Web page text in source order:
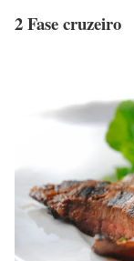
2 Fase cruzeiro